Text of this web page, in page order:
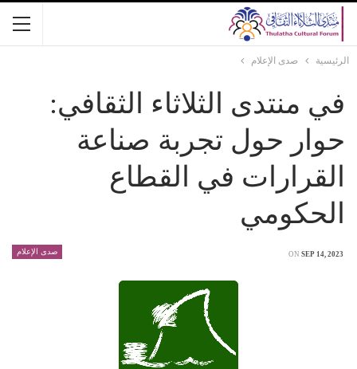
الرئيسية صدى الإعلام
في منتدى الثلاثاء الثقافي:
حوار حول تجربة صناعة
القرارات في القطاع
الحكومي
صدى الإعلام ON SEP 14, 2023